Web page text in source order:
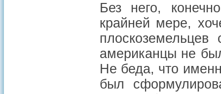
Без него,
крайней мере,
американцы не
Не беда, что
был